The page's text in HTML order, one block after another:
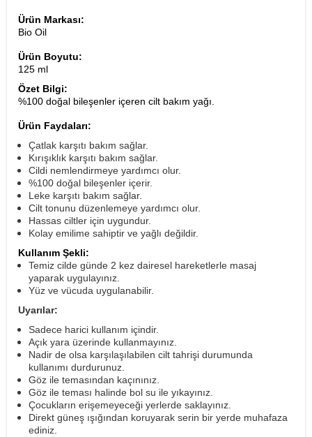
Ürün Markası:
Bio Oil
Ürün Boyutu:
125 ml
Özet Bilgi:
%100 doğal bileşenler içeren cilt bakım yağı.
Ürün Faydaları:
Çatlak karşıtı bakım sağlar.
Kırışıklık karşıtı bakım sağlar.
Cildi nemlendirmeye yardımcı olur.
%100 doğal bileşenler içerir.
Leke karşıtı bakım sağlar.
Cilt tonunu düzenlemeye yardımcı olur.
Hassas ciltler için uygundur.
Kolay emilime sahiptir ve yağlı değildir.
Kullanım Şekli:
Temiz cilde günde 2 kez dairesel hareketlerle masaj
yaparak uygulayınız.
Yüz ve vücuda uygulanabilir.
Uyarılar:
Sadece harici kullanım içindir.
Açık yara üzerinde kullanmayınız.
Nadir de olsa karşılaşılabilen cilt tahrişi durumunda
kullanımı durdurunuz.
Göz ile temasından kaçınınız.
Göz ile teması halinde bol su ile yıkayınız.
Çocukların erişemeyeceği yerlerde saklayınız.
Direkt güneş ışığından koruyarak serin bir yerde muhafaza
ediniz.